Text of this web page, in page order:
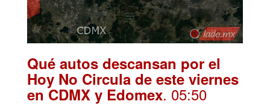
Qué autos descansan por el
Hoy No Circula de este viernes
en CDMX y Edomex. 05:50